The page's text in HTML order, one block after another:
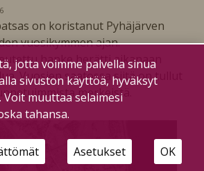
on koristanut Pyhäjärven
vuosikymmen ajan.
hanke herätti aikanaan
Vuosien saatossa siitä on tullut
merkeistä.
jotta voimme palvella sinua
sivuston käyttöä, hyväksyt
muuttaa selaimesi
tahansa.
Asetukset OK